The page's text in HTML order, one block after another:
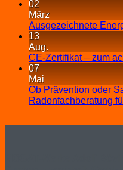
02
März
Ausgezeichnete
13
Aug.
CE-Zertifikat – zum
07
Mai
Ob Prävention oder
Radonfachberatung